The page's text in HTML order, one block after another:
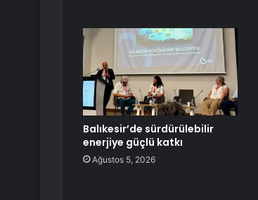
Balıkesir’de sürdürülebilir
enerjiye güçlü katkı
Ağustos 5, 2026